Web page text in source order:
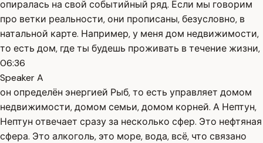
опиралась на свой событийный ряд. Если мы говорим
про ветки реальности, они прописаны, безусловно, в
натальной карте. Например, у меня дом недвижимости,
то есть дом, где ты будешь проживать в течение жизни,
06:36
Speaker A
он определён энергией Рыб, то есть управляет домом
недвижимости, домом семьи, домом корней. А Нептун,
Нептун отвечает сразу за несколько сфер. Это нефтяная
сфера. Это алкоголь, это море, вода, всё, что связано